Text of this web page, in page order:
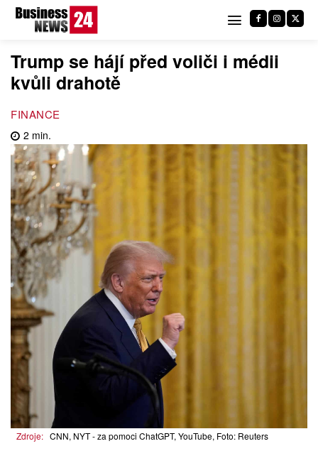
Trump se hájí před voliči i médii
kvůli drahotě
FINANCE
2 min.
Zdroje: CNN, NYT - za pomoci ChatGPT, YouTube, Foto: Reuters